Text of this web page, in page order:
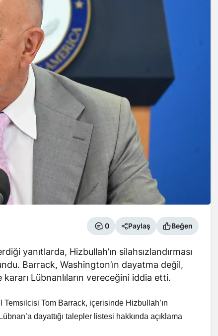
0 Paylaş Beğen
yanıtlarda, Hizbullah’ın silahsızlandırması
Barrack, Washington’ın dayatma değil,
Lübnanlıların vereceğini iddia etti.
Tom Barrack, içerisinde Hizbullah’ın
dayattığı talepler listesi hakkında açıklama
Sonrası
RÖPORTAJ
Bahreynli Muhalif Din Adamı 6
yıldır Tutuklu